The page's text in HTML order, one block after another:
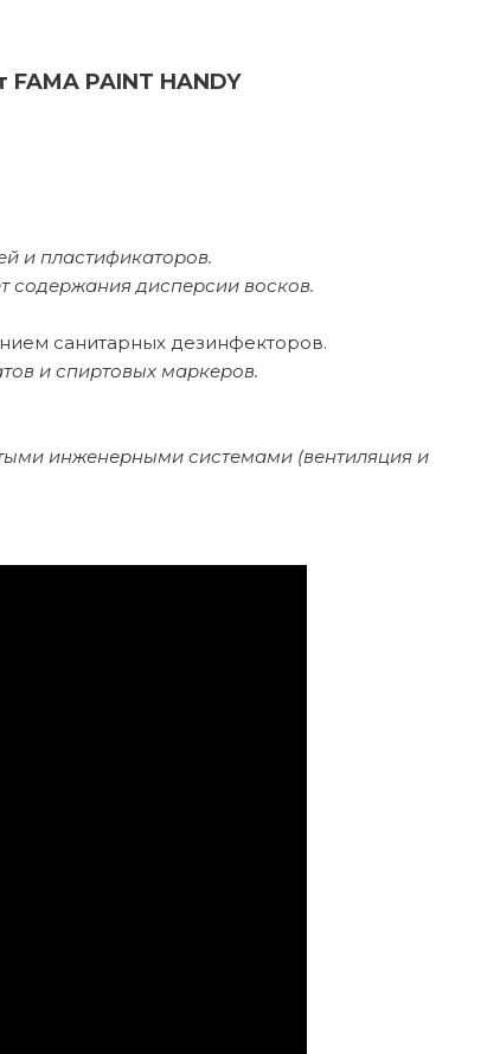
PAINT HANDY
и пластификаторов.
содержания дисперсии восков.
санитарных дезинфекторов.
и спиртовых маркеров.
инженерными системами (вентиляция и